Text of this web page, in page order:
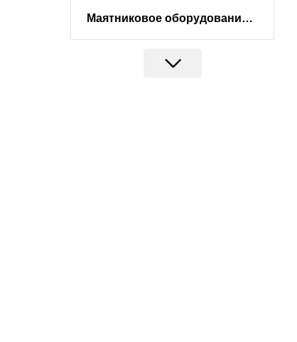
Маятниковое оборудование д